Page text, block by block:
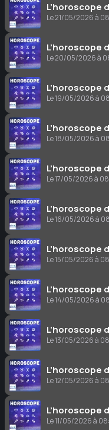
L’horoscope
Le 21/05/2026 à
L’horoscope
Le 20/05/2026 à
L’horoscope
Le 19/05/2026 à
L’horoscope
Le 18/05/2026 à
L’horoscope
Le 17/05/2026 à
L’horoscope
Le 16/05/2026 à
L’horoscope
Le 15/05/2026 à
L’horoscope
Le 14/05/2026 à
L’horoscope
Le 13/05/2026 à
L’horoscope
Le 12/05/2026 à
L’horoscope
Le 11/05/2026 à